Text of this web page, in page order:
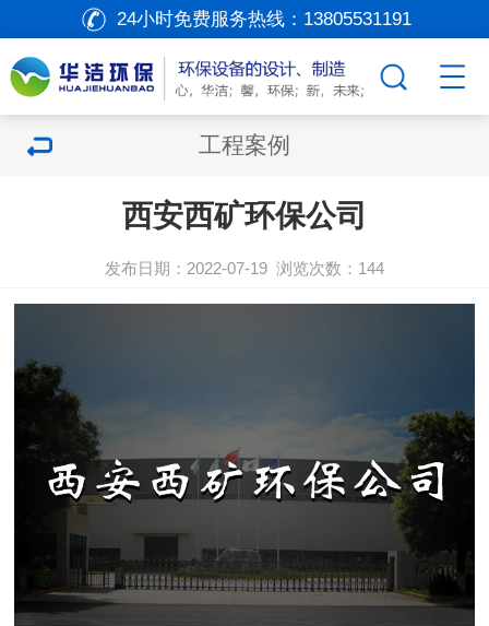
24小时免费服务热线： 13805531191
工程案例
西安西矿环保公司
发布日期：2022-07-19 浏览次数： 144